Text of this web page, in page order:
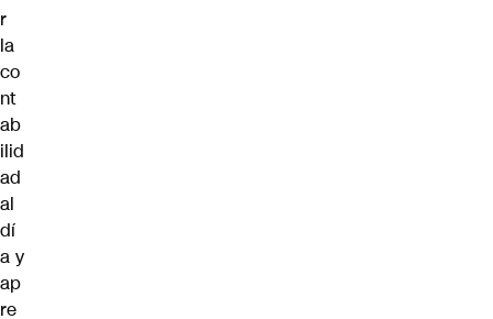
r
la
co
nt
ab
ilid
ad
al
dí
a y
ap
re